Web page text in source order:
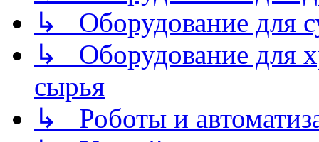
↳ Оборудование для
↳ Оборудование для
сырья
↳ Роботы и